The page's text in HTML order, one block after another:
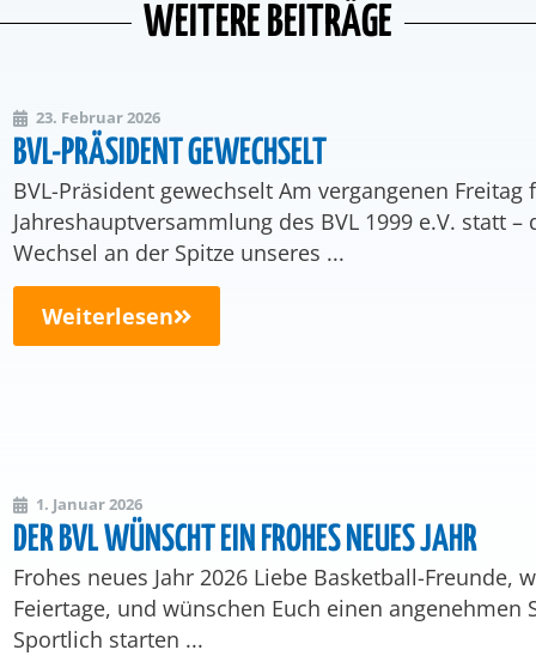
WEITERE BEITRÄGE
23. Februar 2026
BVL-PRÄSIDENT GEWECHSELT
BVL-Präsident gewechselt Am vergangenen
Jahreshauptversammlung des BVL 1999 e.V. statt
Wechsel an der Spitze unseres ...
Weiterlesen
1. Januar 2026
DER BVL WÜNSCHT EIN FROHES NEUES JAHR
Frohes neues Jahr 2026 Liebe Basketball-
Feiertage, und wünschen Euch einen angenehmen
Sportlich starten ...